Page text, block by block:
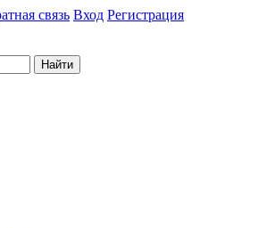
связь Вход Регистрация
Найти